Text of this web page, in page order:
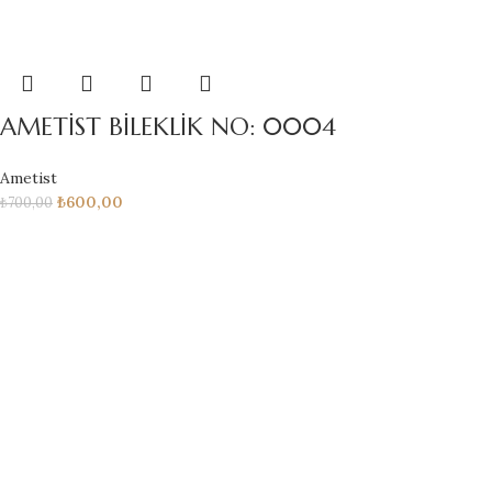
AMETİST BİLEKLİK NO: 0004
Ametist
₺700,00 ₺600,00